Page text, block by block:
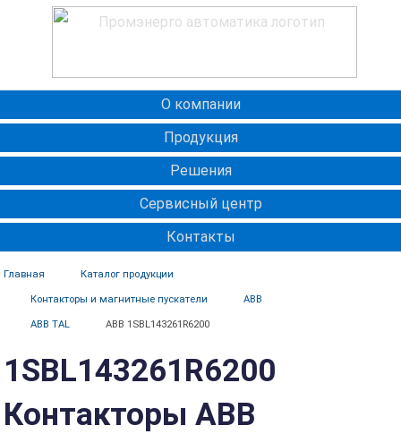
О компании
Продукция
Решения
Сервисный центр
Контакты
Главная Каталог продукции
Контакторы и магнитные пускатели ABB
ABB TAL ABB 1SBL143261R6200
1SBL143261R6200
Контакторы ABB